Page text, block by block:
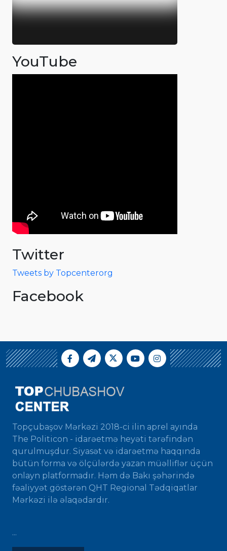
YouTube
Twitter
Tweets by Topcenterorg
Facebook
Topçubaşov Mərkəzi 2018-ci ilin aprel ayında
The Politicon - idarəetmə heyəti tərəfindən
qurulmuşdur. Siyasət və idarəetmə haqqında
bütün forma və ölçülərdə yazan müəlliflər üçün
onlayn platformadır. Həm də Bakı şəhərində
fəaliyyət göstərən QHT Regional Tədqiqatlar
Mərkəzi ilə əlaqədardır.
...